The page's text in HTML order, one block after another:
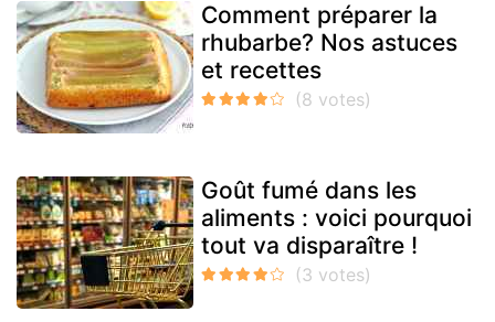
Comment préparer la
rhubarbe? Nos astuces
et recettes
Goût fumé dans les
aliments : voici pourquoi
tout va disparaître !